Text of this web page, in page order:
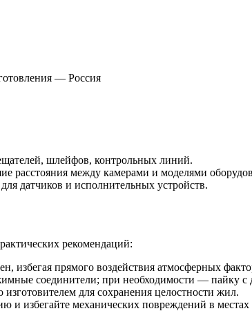
— Россия
шлейфов, контрольных линий.
расстояния между камерами и моделями
датчиков и исполнительных устройств.
рекомендаций:
избегая прямого воздействия атмосферных
соединители; при необходимости — пайку с
для сохранения целостности жил.
и избегайте механических повреждений в местах